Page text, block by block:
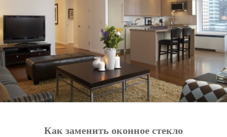
Как заменить оконное стекло